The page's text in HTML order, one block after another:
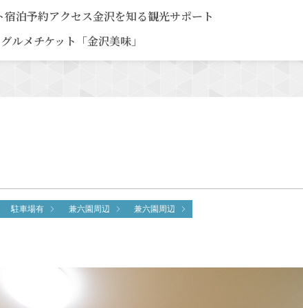
宿泊予約アクセス金沢を知る観光サポート
グルメチケット「金沢美味」
駐車場有 兼六園周辺 兼六園周辺